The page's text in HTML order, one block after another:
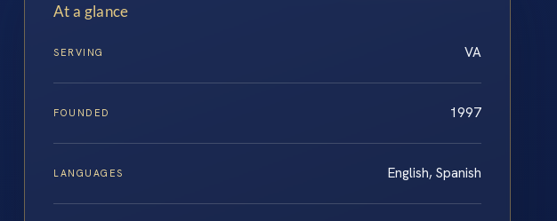
At a glance
SERVING VA
FOUNDED 1997
LANGUAGES English, Spanish